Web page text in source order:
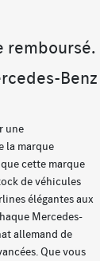
remboursé.
Benz
une
la marque
cette marque
de véhicules
élégantes aux
Mercedes-
allemand de
Que vous